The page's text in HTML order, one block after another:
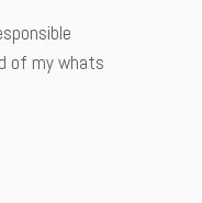
of my whats